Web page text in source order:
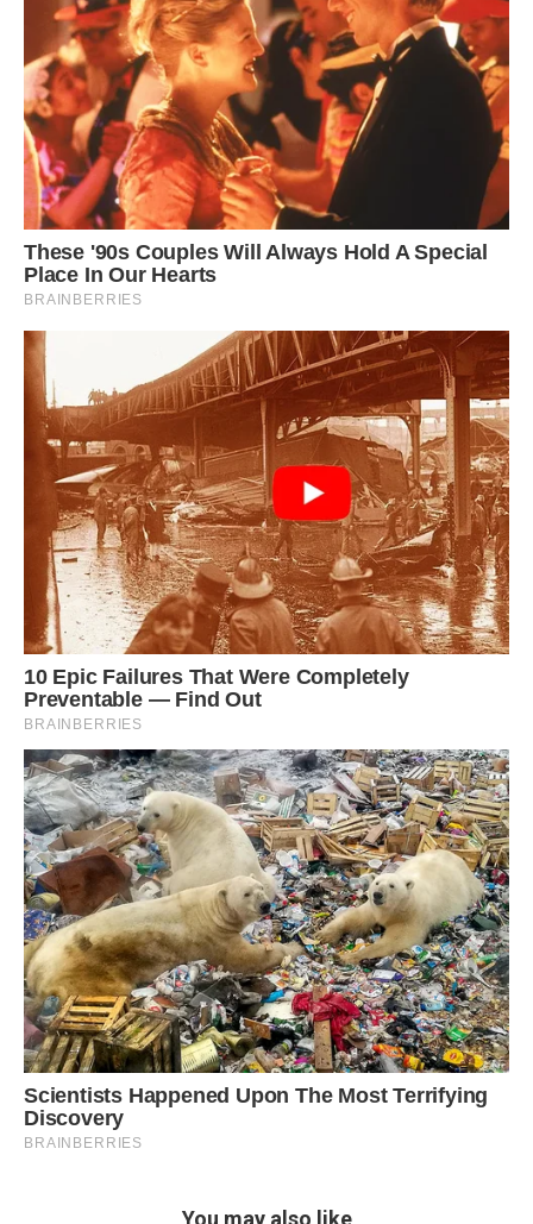
You may also like